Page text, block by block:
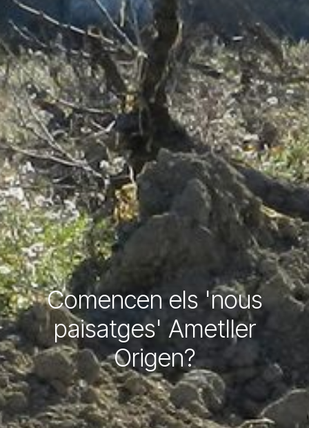
Comencen els 'nous
paisatges' Ametller
Origen?